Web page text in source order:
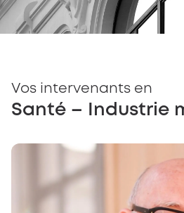
Vos intervenants en
Santé – Industrie